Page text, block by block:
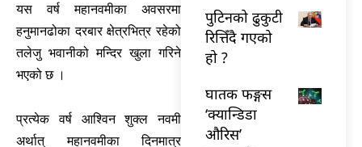
यस वर्ष महानवमीका अवसरमा
हनुमानढोका दरबार क्षेत्रभित्र रहेको
तलेजु भवानीको मन्दिर खुला गरिने
भएको छ ।
प्रत्येक वर्ष आश्विन शुक्ल नवमी
अर्थात् महानवमीका दिनमात्र
पुटिनको ढुकुटी
रित्तिँदै गएको
हो ?
घातक फङ्गस
‘क्यान्डिडा
औरिस’